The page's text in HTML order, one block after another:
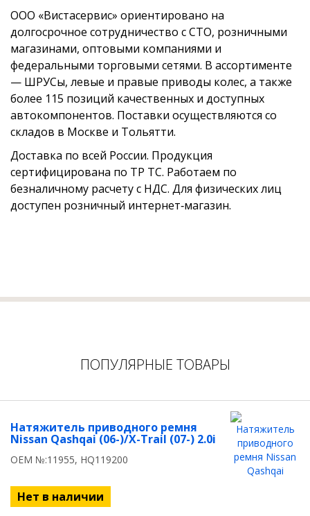
ООО «Вистасервис» ориентировано на
долгосрочное сотрудничество с СТО, розничными
магазинами, оптовыми компаниями и
федеральными торговыми сетями. В ассортименте
— ШРУСы, левые и правые приводы колес, а также
более 115 позиций качественных и доступных
автокомпонентов. Поставки осуществляются со
складов в Москве и Тольятти.
Доставка по всей России. Продукция
сертифицирована по ТР ТС. Работаем по
безналичному расчету с НДС. Для физических лиц
доступен розничный интернет‑магазин.
ПОПУЛЯРНЫЕ ТОВАРЫ
Натяжитель приводного ремня
Nissan Qashqai (06-)/X-Trail (07-) 2.0i
OEM №:11955, HQ119200
Нет в наличии